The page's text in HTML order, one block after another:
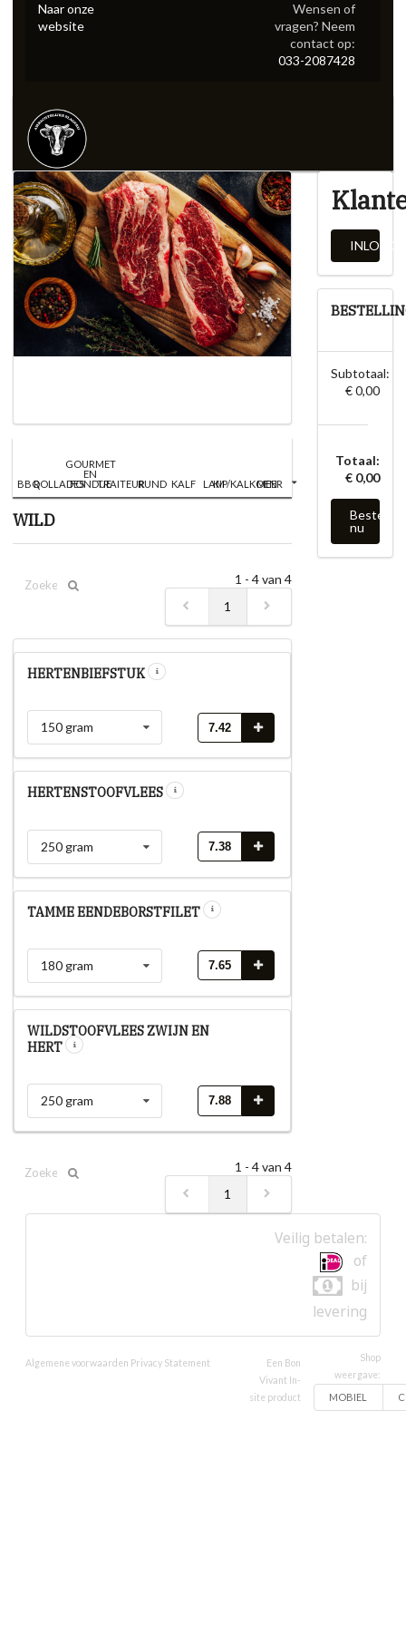
Naar onze
website
Wensen of
vragen? Neem
contact op:
033-2087428
BBQROLLADES
GOURMET
EN
FONDUETRAITEURRUND KALF LAMKIP/KALKOEN
MEER
WILD
1 - 4 van 4
1
HERTENBIEFSTUK
150 gram 7.42
HERTENSTOOFVLEES
250 gram 7.38
TAMME EENDEBORSTFILET
180 gram 7.65
WILDSTOOFVLEES ZWIJN EN
HERT
250 gram 7.88
1 - 4 van 4
1
Subtotaal:
€ 0,00
Totaal:
€ 0,00
Bestel
nu
Veilig betalen:
of
bij
levering
Algemene voorwaarden Privacy Statement
Een Bon
Vivant In-
site product
Shop
weergave:
MOBIEL